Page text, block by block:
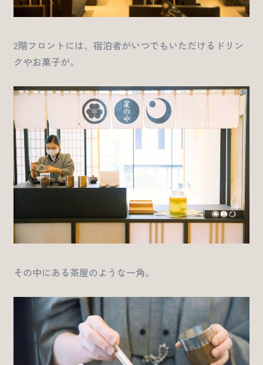
2階フロントには、宿泊者がいつでもいただけるドリン
クやお菓子が。
その中にある茶屋のような一角。